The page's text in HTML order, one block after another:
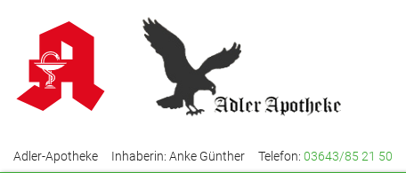
Adler-Apotheke Inhaberin: Anke Günther Telefon: 03643/85 21 50